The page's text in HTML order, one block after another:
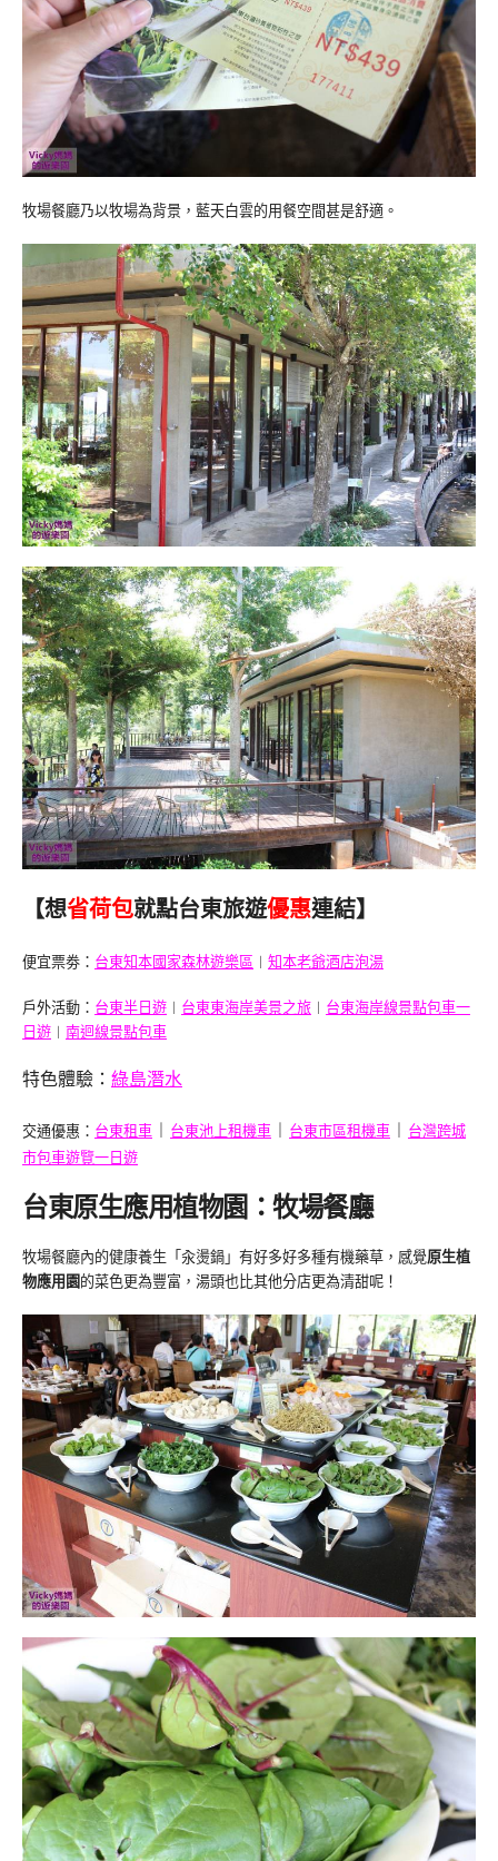
牧場餐廳乃以牧場為背景，藍天白雲的用餐空間甚是舒適。
【想省荷包就點台東旅遊優惠連結】
便宜票劵： 台東知本國家森林遊樂區 ︱ 知本老爺酒店泡湯
戶外活動： 台東半日遊 ︱ 台東東海岸美景之旅 ︱ 台東海岸線景點包車一
日遊 ︱ 南迴線景點包車
特色體驗： 綠島潛水
交通優惠： 台東租車 ︱ 台東池上租機車 ︱ 台東市區租機車 ︱ 台灣跨城
市包車遊覽一日遊
台東原生應用植物園：牧場餐廳
牧場餐廳內的健康養生「汆燙鍋」有好多好多種有機藥草，感覺原生植
物應用園的菜色更為豐富，湯頭也比其他分店更為清甜呢！